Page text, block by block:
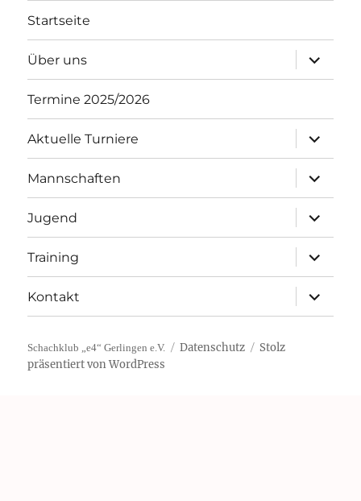
Startseite
Über uns
öffnen
Termine 2025/2026
Aktuelle Turniere
öffnen
Mannschaften
öffnen
Jugend
öffnen
Training
öffnen
Kontakt
öffnen
Schachklub „e4“ Gerlingen e.V. Datenschutz
Stolz
präsentiert von WordPress